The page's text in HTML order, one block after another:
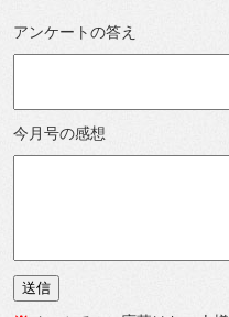
アンケートの答え
今月号の感想